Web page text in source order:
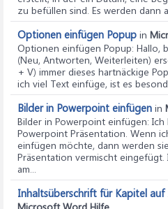
zu befüllen sind. Es werden dann
Optionen einfügen Popup in
Optionen einfügen Popup: Hallo,
(Neu, Antworten, Weiterleiten)
+ V) immer dieses hartnäckige
ich viel Text einfüge, ist es
Bilder in Powerpoint einfügen in
Bilder in Powerpoint einfügen:
Powerpoint Präsentation. Wenn
einfügen möchte, dann werden
Präsentation vermischt
am...
Inhaltsüberschrift für Kapitel auf